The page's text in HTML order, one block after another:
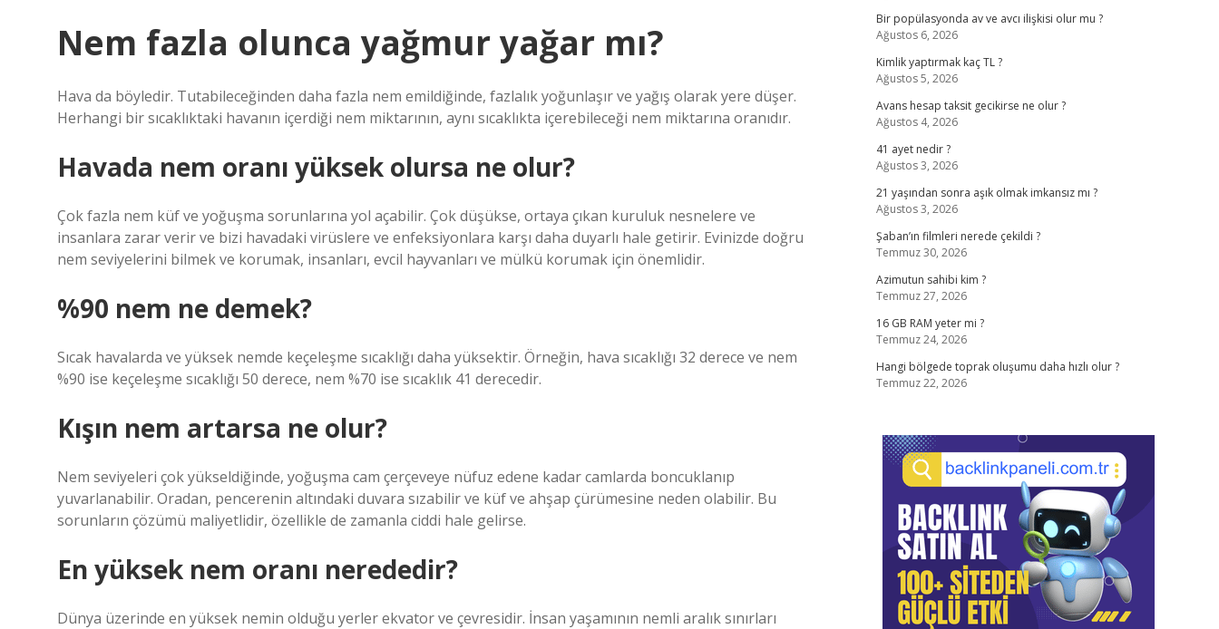
Nem fazla olunca yağmur yağar mı?
Hava da böyledir. Tutabileceğinden daha fazla nem emildiğinde, fazlalık yoğunlaşır ve yağış olarak yere düşer.
Herhangi bir sıcaklıktaki havanın içerdiği nem miktarının, aynı sıcaklıkta içerebileceği nem miktarına oranıdır.
Havada nem oranı yüksek olursa ne olur?
Çok fazla nem küf ve yoğuşma sorunlarına yol açabilir. Çok düşükse, ortaya çıkan kuruluk nesnelere ve
insanlara zarar verir ve bizi havadaki virüslere ve enfeksiyonlara karşı daha duyarlı hale getirir. Evinizde doğru
nem seviyelerini bilmek ve korumak, insanları, evcil hayvanları ve mülkü korumak için önemlidir.
%90 nem ne demek?
Sıcak havalarda ve yüksek nemde keçeleşme sıcaklığı daha yüksektir. Örneğin, hava sıcaklığı 32 derece ve nem
%90 ise keçeleşme sıcaklığı 50 derece, nem %70 ise sıcaklık 41 derecedir.
Kışın nem artarsa ne olur?
Nem seviyeleri çok yükseldiğinde, yoğuşma cam çerçeveye nüfuz edene kadar camlarda boncuklanıp
yuvarlanabilir. Oradan, pencerenin altındaki duvara sızabilir ve küf ve ahşap çürümesine neden olabilir. Bu
sorunların çözümü maliyetlidir, özellikle de zamanla ciddi hale gelirse.
En yüksek nem oranı nerededir?
Dünya üzerinde en yüksek nemin olduğu yerler ekvator ve çevresidir. İnsan yaşamının nemli aralık sınırları
Bir popülasyonda av ve avcı ilişkisi olur mu ?
Ağustos 6, 2026
Kimlik yaptırmak kaç TL ?
Ağustos 5, 2026
Avans hesap taksit gecikirse ne olur ?
Ağustos 4, 2026
41 ayet nedir ?
Ağustos 3, 2026
21 yaşından sonra aşık olmak imkansız mı ?
Ağustos 3, 2026
Şaban’ın filmleri nerede çekildi ?
Temmuz 30, 2026
Azimutun sahibi kim ?
Temmuz 27, 2026
16 GB RAM yeter mi ?
Temmuz 24, 2026
Hangi bölgede toprak oluşumu daha hızlı olur ?
Temmuz 22, 2026